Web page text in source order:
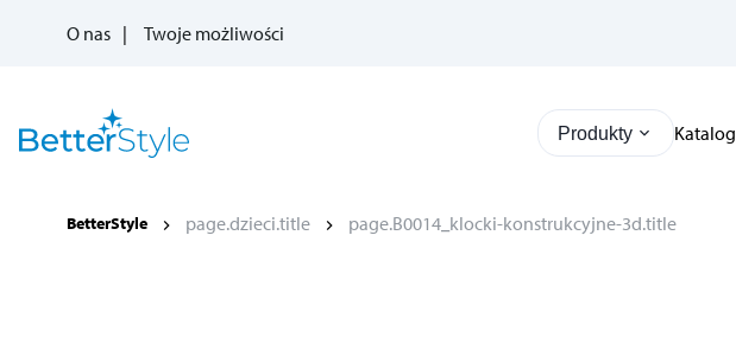
O nas Twoje możliwości
Produkty Katalog
BetterStyle page.dzieci.title page.B0014_klocki-konstrukcyjne-3d.title